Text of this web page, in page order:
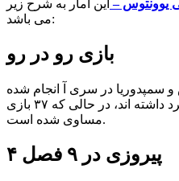
یوونتوس – این آمار به شرح زیر
می باشد:
بازی رو در رو
و سمپدوریا در سری آ انجام شده
است، سفید و مشکی ها با ۶۰ برد داشته اند، در حالی که ۳۷ بازی
مساوی شده است.
۴ پیروزی در ۹ فصل